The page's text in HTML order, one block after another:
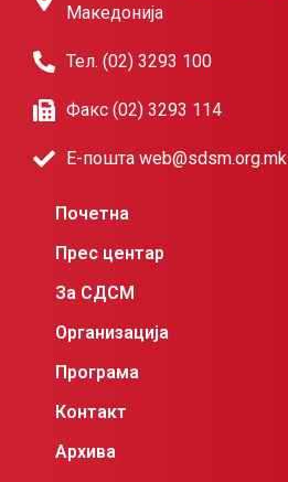
Македонија
Тел. (02) 3293 100
Факс (02) 3293 114
Е-пошта web@sdsm.org.mk
Почетна
Прес центар
За СДСМ
Организација
Програма
Контакт
Архива